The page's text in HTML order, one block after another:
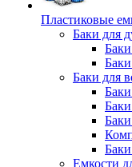
Пластиковые
Баки для
Баки для
Емкости